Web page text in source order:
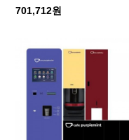
701,712원